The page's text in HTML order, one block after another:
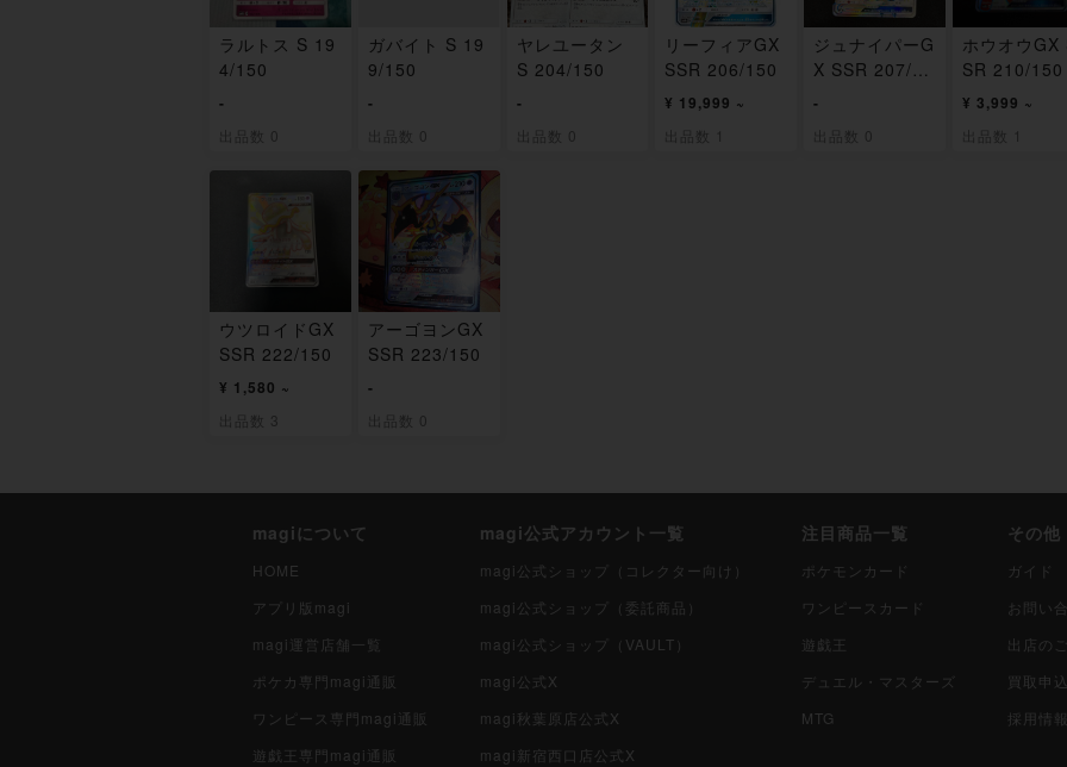
ラルトス S 19
4/150
-
出品数 0
ガバイト S 19
9/150
-
出品数 0
ヤレユータン
S 204/150
-
出品数 0
リーフィアGX
SSR 206/150
¥ 19,999 ~
出品数 1
ジュナイパーG
X SSR 207/15
-
出品数 0
ホウオウGX
SR 210/150
¥ 3,999 ~
出品数 1
ウツロイドGX
SSR 222/150
¥ 1,580 ~
出品数 3
アーゴヨンGX
SSR 223/150
-
出品数 0
magiについて
HOME
アプリ版magi
magi運営店舗一覧
ポケカ専門magi通販
ワンピース専門magi通販
遊戯王専門magi通販
magi公式アカウント一覧
magi公式ショップ（コレクター向け）
magi公式ショップ（委託商品）
magi公式ショップ（VAULT）
magi公式X
magi秋葉原店公式X
magi新宿西口店公式X
注目商品一覧
ポケモンカード
ワンピースカード
遊戯王
デュエル・マスターズ
MTG
その他
ガイド
お問い
出店の
買取申込
採用情報